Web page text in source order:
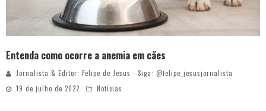
Entenda como ocorre a anemia em cães
Jornalista & Editor: Felipe de Jesus - Siga: @felipe_jesusjornalista
19 de julho de 2022
Notícias